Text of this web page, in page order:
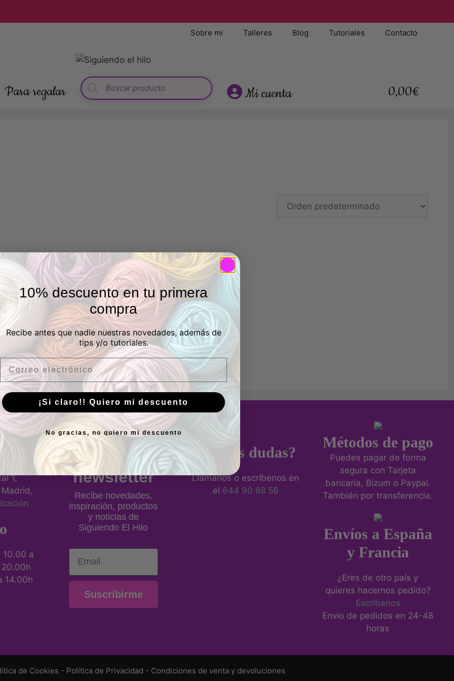
Sobre mi Talleres Blog Tutoriales Contacto
Para regalar
Búsqueda
de
productos
Mi cuenta 0,00€
21
1,
10.00 a
20.00h
14.00h
Suscríbete
a nuestra
newsletter
Recibe novedades,
inspiración, productos
y noticias de
Siguiendo El Hilo
Email
Suscribirme
¿Tienes dudas?
Llámanos o escríbenos en
el 644 90 88 56
Métodos de pago
Puedes pagar de forma
segura con Tarjeta
bancaria, Bizum o Paypal.
También por transferencia.
Envíos a España
y Francia
¿Eres de otro país y
quieres hacernos pedido?
Escríbenos
Envío de pedidos en 24-48
horas
de Cookies - Política de Privacidad - Condiciones de venta y devoluciones
10% descuento en tu primera
compra
Recibe antes que nadie nuestras novedades, además de
tips y/o tutoriales.
Email
¡Si claro!! Quiero mi descuento
No gracias, no quiero mi descuento